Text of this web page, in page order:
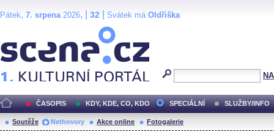
Pátek, 7. srpena2026, | 32 Svátek má Oldřiška
ČASOPIS KDY, KDE, CO, KDO SPECIÁLNÍ SLUŽBY/INFO
Soutěže Nethovory Akce online Fotogalerie